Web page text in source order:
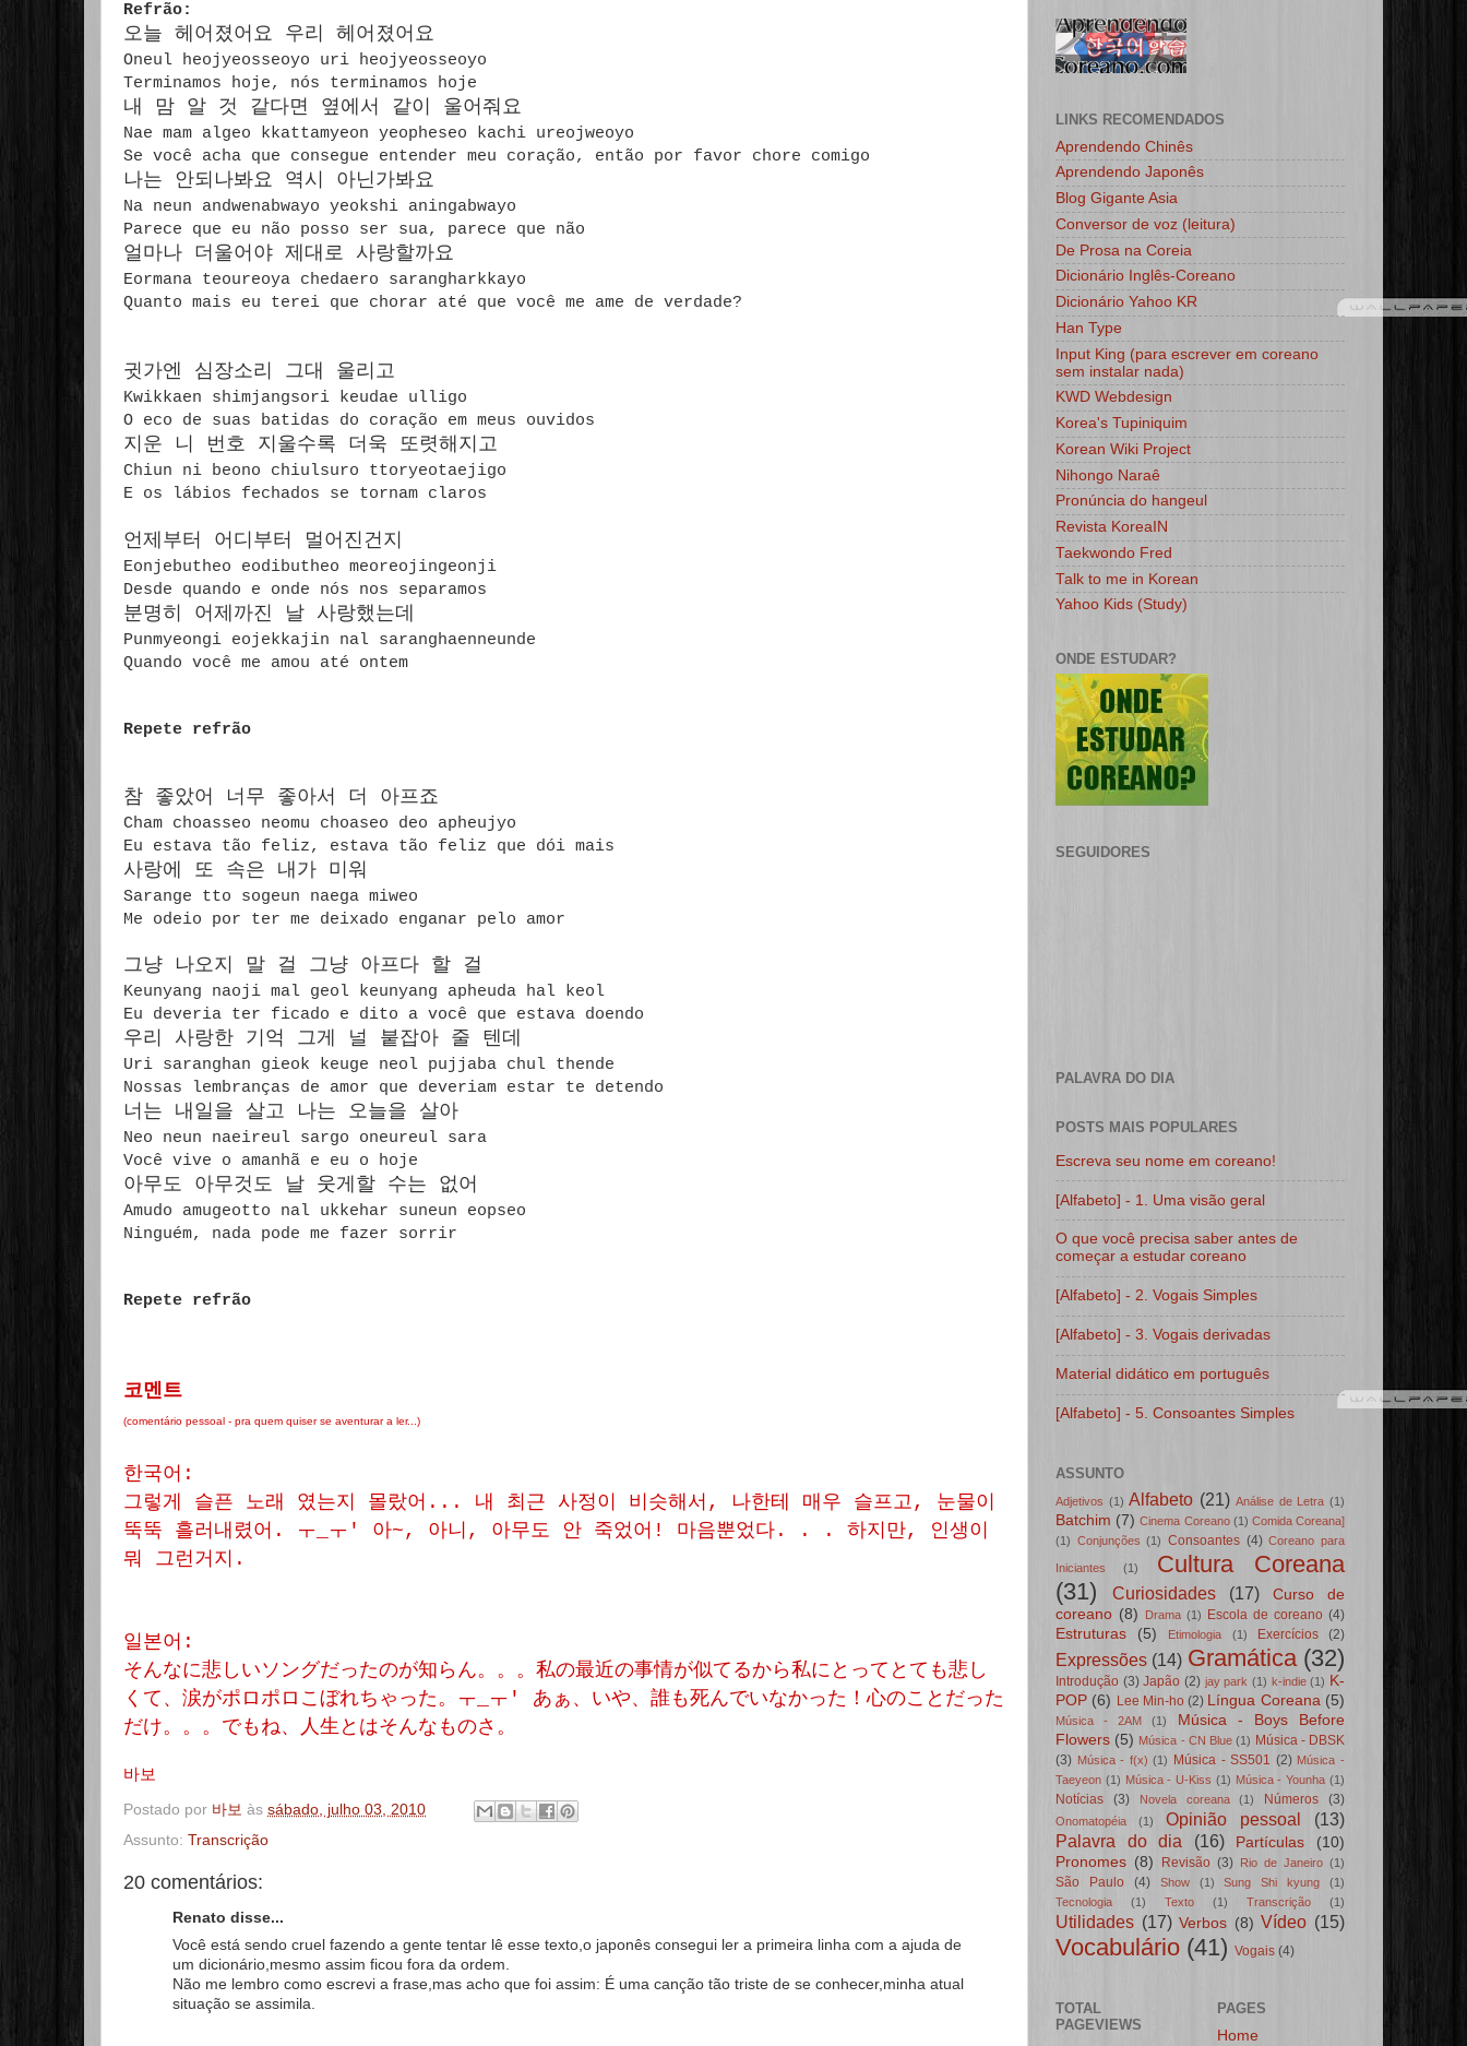
Refrão:
오늘 헤어졌어요 우리 헤어졌어요
Oneul heojyeosseoyo uri heojyeosseoyo
Terminamos hoje, nós terminamos hoje
내 맘 알 것 같다면 옆에서 같이 울어줘요
Nae mam algeo kkattamyeon yeopheseo kachi ureojweoyo
Se você acha que consegue entender meu coração, então por favor chore comigo
나는 안되나봐요 역시 아닌가봐요
Na neun andwenabwayo yeokshi aningabwayo
Parece que eu não posso ser sua, parece que não
얼마나 더울어야 제대로 사랑할까요
Eormana teoureoya chedaero sarangharkkayo
Quanto mais eu terei que chorar até que você me ame de verdade?
귓가엔 심장소리 그대 울리고
Kwikkaen shimjangsori keudae ulligo
O eco de suas batidas do coração em meus ouvidos
지운 니 번호 지울수록 더욱 또렷해지고
Chiun ni beono chiulsuro ttoryeotaejigo
E os lábios fechados se tornam claros
언제부터 어디부터 멀어진건지
Eonjebutheo eodibutheo meoreojingeonji
Desde quando e onde nós nos separamos
분명히 어제까진 날 사랑했는데
Punmyeongi eojekkajin nal saranghaenneunde
Quando você me amou até ontem
Repete refrão
참 좋았어 너무 좋아서 더 아프죠
Cham choasseo neomu choaseo deo apheujyo
Eu estava tão feliz, estava tão feliz que dói mais
사랑에 또 속은 내가 미워
Sarange tto sogeun naega miweo
Me odeio por ter me deixado enganar pelo amor
그냥 나오지 말 걸 그냥 아프다 할 걸
Keunyang naoji mal geol keunyang apheuda hal keol
Eu deveria ter ficado e dito a você que estava doendo
우리 사랑한 기억 그게 널 붙잡아 줄 텐데
Uri saranghan gieok keuge neol pujjaba chul thende
Nossas lembranças de amor que deveriam estar te detendo
너는 내일을 살고 나는 오늘을 살아
Neo neun naeireul sargo oneureul sara
Você vive o amanhã e eu o hoje
아무도 아무것도 날 웃게할 수는 없어
Amudo amugeotto nal ukkehar suneun eopseo
Ninguém, nada pode me fazer sorrir
Repete refrão
코멘트
(comentário pessoal - pra quem quiser se aventurar a ler...)
한국어:
그렇게 슬픈 노래 였는지 몰랐어... 내 최근 사정이 비슷해서, 나한테 매우 슬프고, 눈물이
뚝뚝 흘러내렸어. ㅜ_ㅜ' 아~, 아니, 아무도 안 죽었어! 마음뿐었다. . . 하지만, 인생이
뭐 그런거지.
일본어:
そんなに悲しいソングだったのが知らん。。。私の最近の事情が似てるから私にとってとても悲し
くて、涙がポロポロこぼれちゃった。ㅜ_ㅜ' あぁ、いや、誰も死んでいなかった！心のことだった
だけ。。。でもね、人生とはそんなものさ。
바보
Postado por 바보 às sábado, julho 03, 2010
Assunto: Transcrição
20 comentários:
Renato disse...
Você está sendo cruel fazendo a gente tentar lê esse texto,o japonês consegui ler a primeira linha com a ajuda de
um dicionário,mesmo assim ficou fora da ordem.
Não me lembro como escrevi a frase,mas acho que foi assim: É uma canção tão triste de se conhecer,minha atual
situação se assimila.
LINKS RECOMENDADOS
Aprendendo Chinês
Aprendendo Japonês
Blog Gigante Asia
Conversor de voz (leitura)
De Prosa na Coreia
Dicionário Inglês-Coreano
Dicionário Yahoo KR
Han Type
Input King (para escrever em coreano
sem instalar nada)
KWD Webdesign
Korea's Tupiniquim
Korean Wiki Project
Nihongo Naraê
Pronúncia do hangeul
Revista KoreaIN
Taekwondo Fred
Talk to me in Korean
Yahoo Kids (Study)
ONDE ESTUDAR?
SEGUIDORES
PALAVRA DO DIA
POSTS MAIS POPULARES
Escreva seu nome em coreano!
[Alfabeto] - 1. Uma visão geral
O que você precisa saber antes de
começar a estudar coreano
[Alfabeto] - 2. Vogais Simples
[Alfabeto] - 3. Vogais derivadas
Material didático em português
[Alfabeto] - 5. Consoantes Simples
ASSUNTO
Adjetivos (1) Alfabeto (21) Análise de Letra (1)
Batchim (7) Cinema Coreano (1) Comida Coreana]
(1) Conjunções (1) Consoantes (4) Coreano para
Iniciantes (1)
Cultura Coreana
(31)
Curiosidades (17)
Curso de
coreano (8) Drama (1) Escola de coreano (4)
Estruturas (5) Etimologia (1) Exercícios (2)
Expressões (14) Gramática (32)
Introdução (3) Japão (2) jay park (1) k-indie (1) K-
POP (6) Lee Min-ho (2) Língua Coreana (5)
Música - 2AM (1)
Música - Boys Before
Flowers (5) Música - CN Blue (1) Música - DBSK
(3) Música - f(x) (1) Música - SS501 (2) Música -
Taeyeon (1) Música - U-Kiss (1) Música - Younha (1)
Notícias (3) Novela coreana (1) Números (3)
Onomatopéia (1) Opinião pessoal
(13)
Palavra do dia
(16) Partículas
(10)
Pronomes (8) Revisão (3) Rio de Janeiro (1)
São Paulo (4) Show (1) Sung Shi kyung
(1)
Tecnologia
(1) Texto (1) Transcrição (1)
Utilidades (17) Verbos (8) Vídeo (15)
Vocabulário (41) Vogais (4)
TOTAL
PAGEVIEWS
PAGES
Home